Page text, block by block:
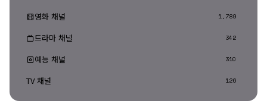
영화 채널 1,789
드라마 채널 342
예능 채널 310
TV 채널 126